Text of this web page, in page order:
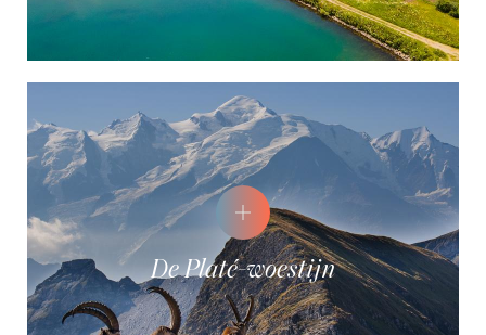
De Platé-woestijn